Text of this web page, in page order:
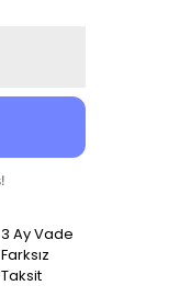
3 Ay Vade
Farksız
Taksit